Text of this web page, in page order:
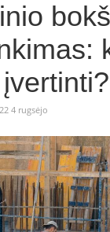
4 rugsėjo